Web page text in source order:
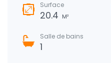
Surface
20.4 M²
Salle de bains
1